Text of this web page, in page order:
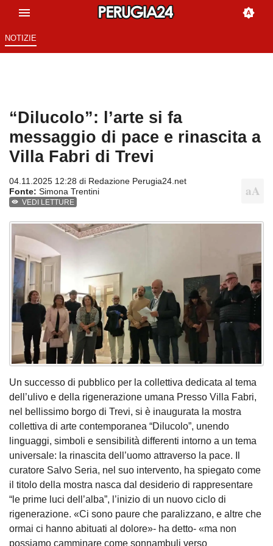
NOTIZIE
“Dilucolo”: l’arte si fa
messaggio di pace e rinascita a
Villa Fabri di Trevi
04.11.2025 12:28 di Redazione Perugia24.net
Fonte: Simona Trentini
VEDI LETTURE
Un successo di pubblico per la collettiva dedicata al tema
dell’ulivo e della rigenerazione umana Presso Villa Fabri,
nel bellissimo borgo di Trevi, si è inaugurata la mostra
collettiva di arte contemporanea “Dilucolo”, unendo
linguaggi, simboli e sensibilità differenti intorno a un tema
universale: la rinascita dell’uomo attraverso la pace. Il
curatore Salvo Seria, nel suo intervento, ha spiegato come
il titolo della mostra nasca dal desiderio di rappresentare
“le prime luci dell’alba”, l’inizio di un nuovo ciclo di
rigenerazione. «Ci sono paure che paralizzano, e altre che
ormai ci hanno abituati al dolore»- ha detto- «ma non
possiamo camminare come sonnambuli verso